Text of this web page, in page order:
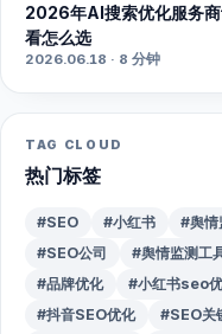
2026年AI搜索优化服务
看怎么选
2026.06.18 · 8 分钟
TAG CLOUD
热门标签
#SEO #小红书 #舆情
#SEO公司
#舆情监测工
#品牌优化
#小红书seo
#抖音SEO优化
#SEO关